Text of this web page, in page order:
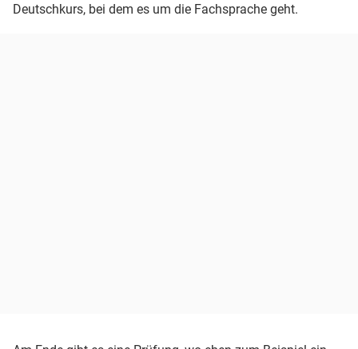
Deutschkurs, bei dem es um die Fachsprache geht.